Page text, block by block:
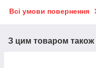
Всі умови повернення
З цим товаром